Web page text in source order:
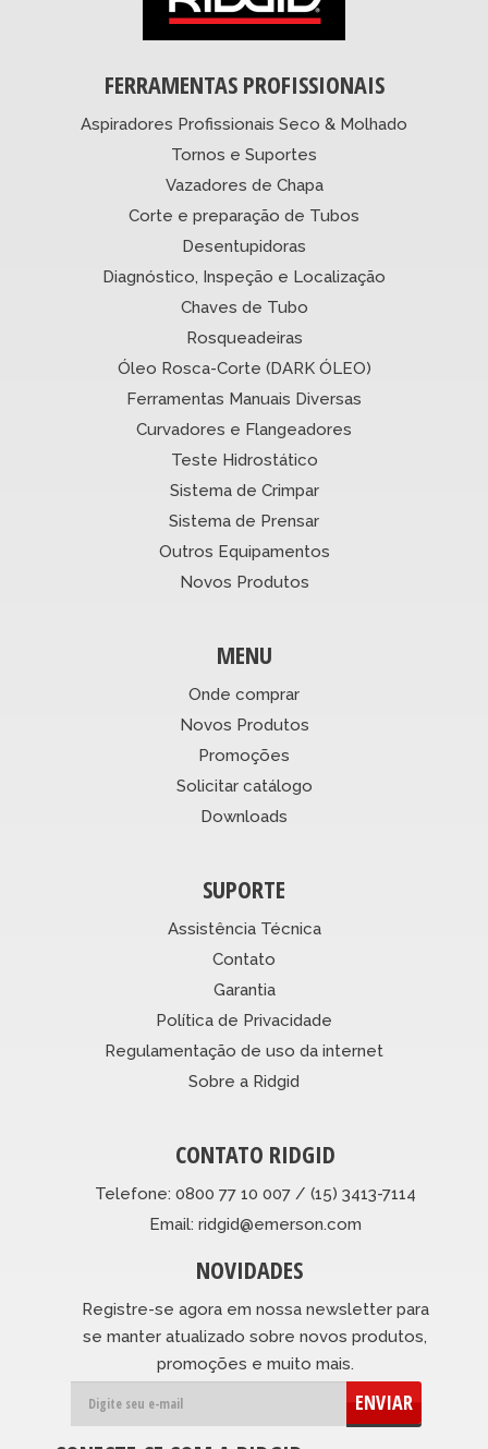
FERRAMENTAS PROFISSIONAIS
Aspiradores Profissionais Seco & Molhado
Tornos e Suportes
Vazadores de Chapa
Corte e preparação de Tubos
Desentupidoras
Diagnóstico, Inspeção e Localização
Chaves de Tubo
Rosqueadeiras
Óleo Rosca-Corte (DARK ÓLEO)
Ferramentas Manuais Diversas
Curvadores e Flangeadores
Teste Hidrostático
Sistema de Crimpar
Sistema de Prensar
Outros Equipamentos
Novos Produtos
MENU
Onde comprar
Novos Produtos
Promoções
Solicitar catálogo
Downloads
SUPORTE
Assistência Técnica
Contato
Garantia
Política de Privacidade
Regulamentação de uso da internet
Sobre a Ridgid
CONTATO RIDGID
Telefone: 0800 77 10 007 / (15) 3413-7114
Email: ridgid@emerson.com
NOVIDADES
Registre-se agora em nossa newsletter para
se manter atualizado sobre novos produtos,
promoções e muito mais.
ENVIAR